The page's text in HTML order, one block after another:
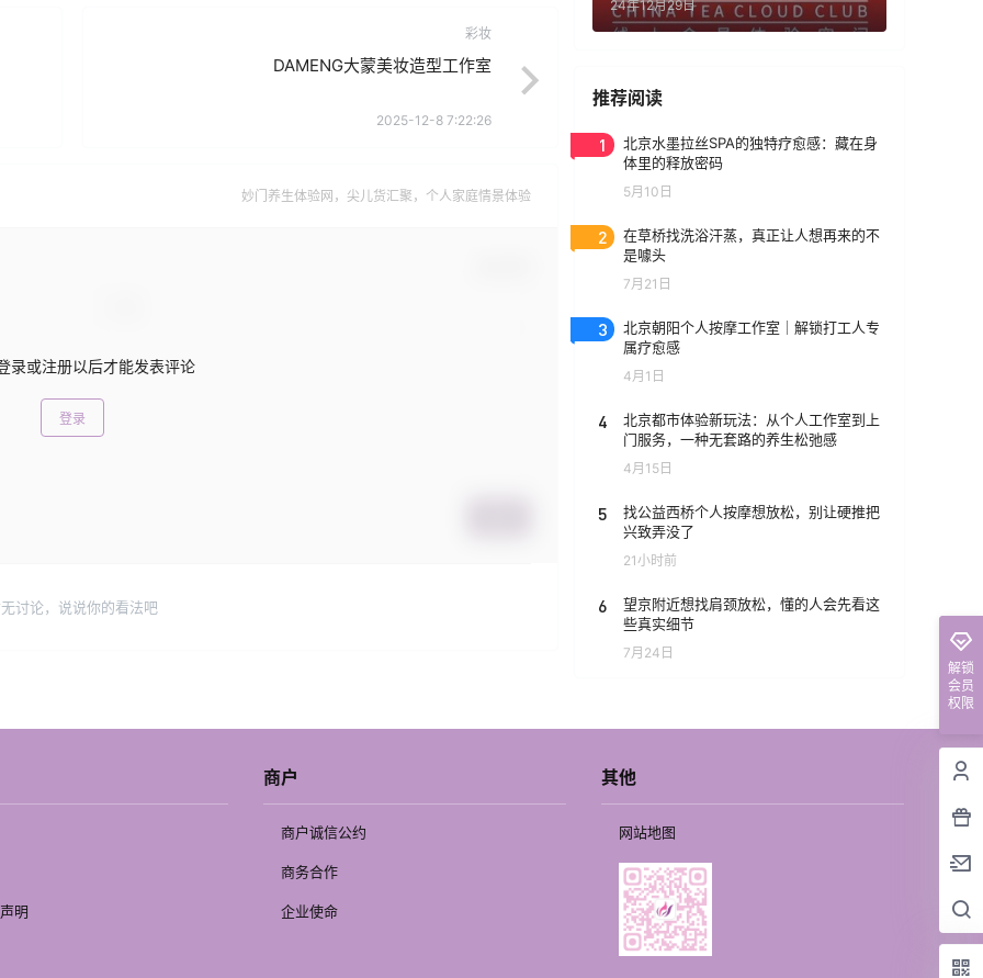
彩妆
DAMENG大蒙美妆造型工作室
2025-12-8 7:22:26
妙门养生体验网，尖儿货汇聚，个人家庭情景体验
录或注册以后才能发表评论
登录
讨论，说说你的看法吧
24年12月29日
推荐阅读
1
北京水墨拉丝SPA的独特疗愈感：藏在身
体里的释放密码
5月10日
2
在草桥找洗浴汗蒸，真正让人想再来的不
是噱头
7月21日
3
北京朝阳个人按摩工作室｜解锁打工人专
属疗愈感
4月1日
4
北京都市体验新玩法：从个人工作室到上
门服务，一种无套路的养生松弛感
4月15日
5
找公益西桥个人按摩想放松，别让硬推把
兴致弄没了
21小时前
6
望京附近想找肩颈放松，懂的人会先看这
些真实细节
7月24日
解锁
会员
权限
明
商户
商户诚信公约
商务合作
企业使命
其他
网站地图